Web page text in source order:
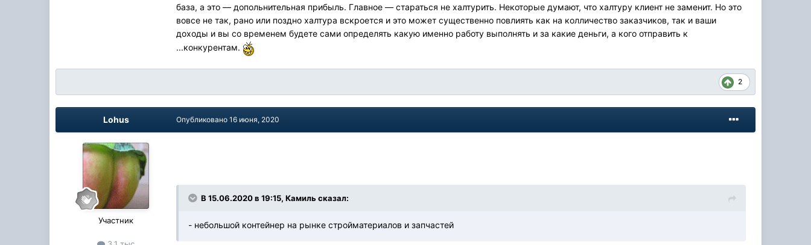
база, а это — допольнительная прибыль. Главное — стараться не халтурить. Некоторые думают, что халтуру клиент не заменит. Но это
вовсе не так, рано или поздно халтура вскроется и это может существенно повлиять как на колличество заказчиков, так и ваши
доходы и вы со временем будете сами определять какую именно работу выполнять и за какие деньги, а кого отправить к
...конкурентам.
2
Lohus
Участник
Опубликовано16 июня, 2020
В 15.06.2020 в 19:15, Камиль сказал:
- небольшой контейнер на рынке стройматериалов и запчастей